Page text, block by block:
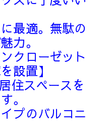
最適。無駄の
力。
クローゼット
設置】
住スペースを
。
プのバルコニ